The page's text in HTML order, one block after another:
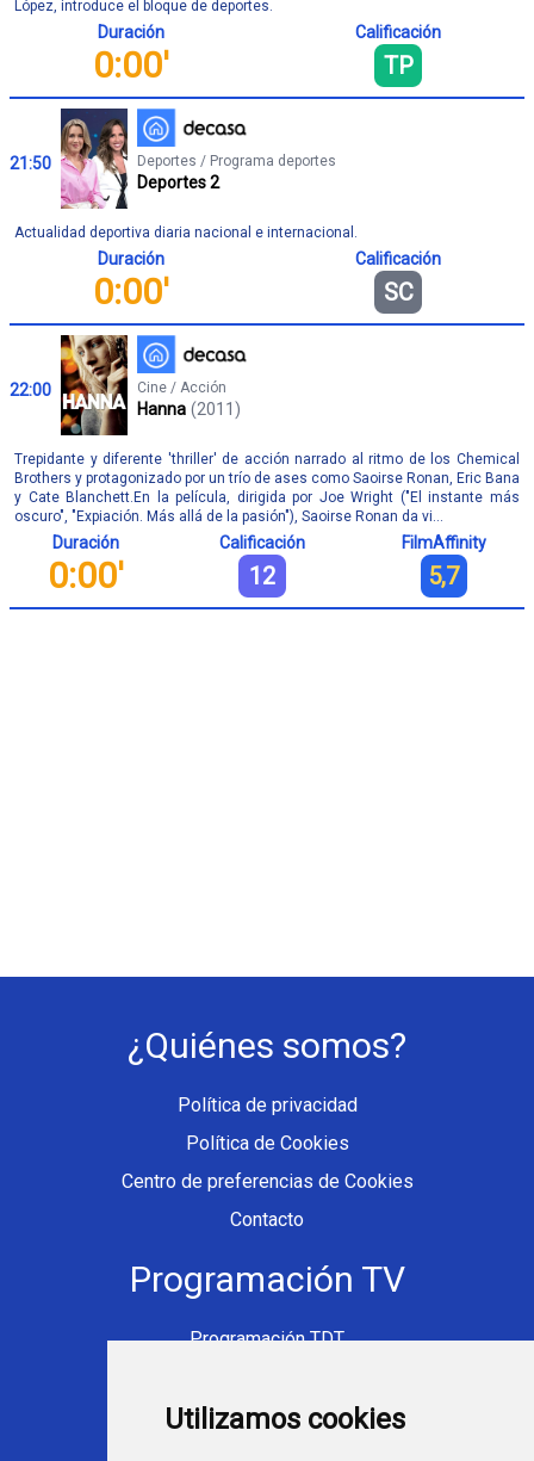
Utilizamos cookies
López, introduce el bloque de deportes.
Duración
0:00'
Calificación
TP
21:50 Deportes / Programa deportes
Deportes 2
Actualidad deportiva diaria nacional e internacional.
Duración
0:00'
Calificación
SC
22:00 Cine / Acción
Hanna (2011)
Trepidante y diferente 'thriller' de acción narrado al ritmo de los Chemical
Brothers y protagonizado por un trío de ases como Saoirse Ronan, Eric Bana
y Cate Blanchett.En la película, dirigida por Joe Wright ("El instante más
oscuro", "Expiación. Más allá de la pasión"), Saoirse Ronan da vi...
Duración
0:00'
Calificación
12
FilmAffinity
5,7
¿Quiénes somos?
Política de privacidad
Política de Cookies
Centro de preferencias de Cookies
Contacto
Programación TV
Programación TDT
Ver TV Online